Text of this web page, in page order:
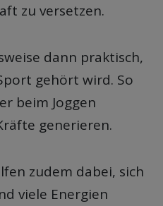
zu versetzen.
dann praktisch,
gehört wird. So
beim Joggen
generieren.
zudem dabei, sich
viele Energien